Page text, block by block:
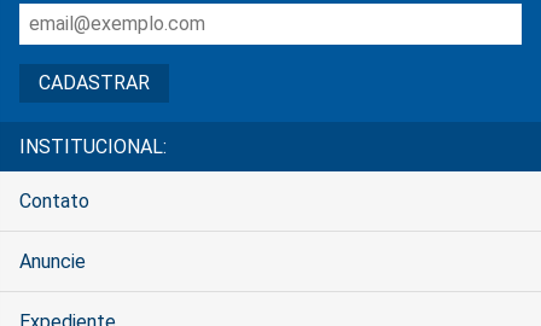
INSTITUCIONAL:
Contato
Anuncie